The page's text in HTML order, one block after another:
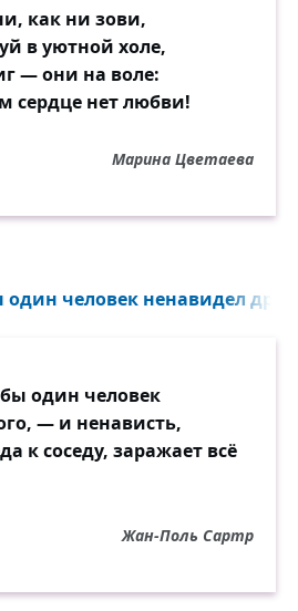
как ни зови,
в уютной холе,
— они на воле:
сердце нет любви!
Марина Цветаева
человек ненавидел
один человек
— и ненависть,
к соседу, заражает всё
Жан-Поль Сартр